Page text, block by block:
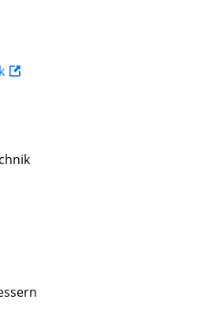
Heimarbeit ohne PC: Die besten